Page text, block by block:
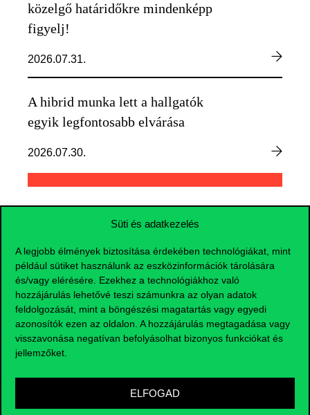
Süti és adatkezelés
A legjobb élmények biztosítása érdekében technológiákat, mint
például sütiket használunk az eszközinformációk tárolására
és/vagy elérésére. Ezekhez a technológiákhoz való
hozzájárulás lehetővé teszi számunkra az olyan adatok
feldolgozását, mint a böngészési magatartás vagy egyedi
azonosítók ezen az oldalon. A hozzájárulás megtagadása vagy
visszavonása negatívan befolyásolhat bizonyos funkciókat és
jellemzőket.
ELFOGAD
közelgő határidőkre mindenképp
figyelj!
2026.07.31.
A hibrid munka lett a hallgatók
egyik legfontosabb elvárása
2026.07.30.
Események